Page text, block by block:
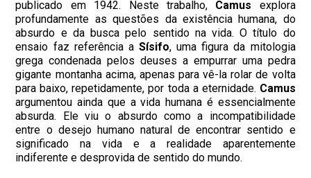
publicado em 1942. Neste trabalho, Camus explora
profundamente as questões da existência humana, do
absurdo e da busca pelo sentido na vida. O título do
ensaio faz referência a Sísifo, uma figura da mitologia
grega condenada pelos deuses a empurrar uma pedra
gigante montanha acima, apenas para vê-la rolar de volta
para baixo, repetidamente, por toda a eternidade. Camus
argumentou ainda que a vida humana é essencialmente
absurda. Ele viu o absurdo como a incompatibilidade
entre o desejo humano natural de encontrar sentido e
significado na vida e a realidade aparentemente
indiferente e desprovida de sentido do mundo.